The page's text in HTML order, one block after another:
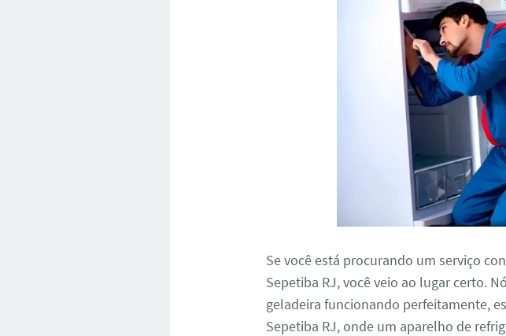
Se você está procurando um serviço
Sepetiba RJ, você veio ao lugar certo.
geladeira funcionando perfeitamente,
Sepetiba RJ, onde um aparelho de